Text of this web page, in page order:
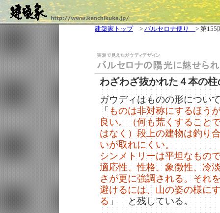
建築家トップ> バルセロナ便り > 第155
わざわざ抜かれた４本の
ガウディはものの形につい
「 ものは非対称にするほう
良い。（何も荒くすること
はなく）段上の建物は釣り
いが取れにくい。
シンメトリーは平坦なもの
適応性、性格、象徴性、冷
さが更に強調される。それ
避けるには、山の姿の様に
る 」 と残している。